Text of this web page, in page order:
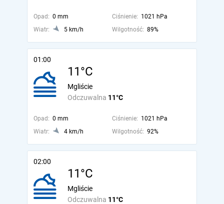
Opad: 0 mm Ciśnienie: 1021 hPa
Wiatr:
5 km/h Wilgotność: 89%
01:00
11°C
Odczuwalna 11°C
Mgliście
Opad: 0 mm Ciśnienie: 1021 hPa
Wiatr:
4 km/h Wilgotność: 92%
02:00
11°C
Odczuwalna 11°C
Mgliście